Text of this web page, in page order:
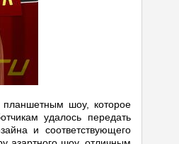
шоу, которое
удалось передать
и соответствующего